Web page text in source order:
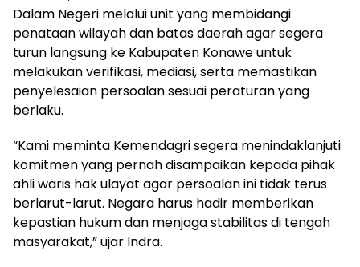
Dalam Negeri melalui unit yang membidangi
penataan wilayah dan batas daerah agar segera
turun langsung ke Kabupaten Konawe untuk
melakukan verifikasi, mediasi, serta memastikan
penyelesaian persoalan sesuai peraturan yang
berlaku.
“Kami meminta Kemendagri segera menindaklanjuti
komitmen yang pernah disampaikan kepada pihak
ahli waris hak ulayat agar persoalan ini tidak terus
berlarut-larut. Negara harus hadir memberikan
kepastian hukum dan menjaga stabilitas di tengah
masyarakat,” ujar Indra.